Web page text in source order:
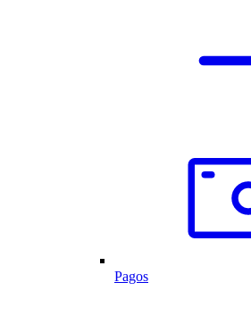
Pagos